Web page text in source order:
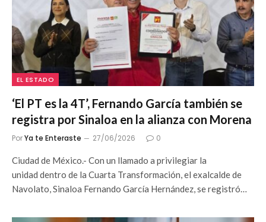
EL ESTADO
‘El PT es la 4T’, Fernando García también se
registra por Sinaloa en la alianza con Morena
PorYa te Enteraste 27/06/2026 0
Ciudad de México.- Con un llamado a privilegiar la
unidad dentro de la Cuarta Transformación, el exalcalde de
Navolato, Sinaloa Fernando García Hernández, se registró…